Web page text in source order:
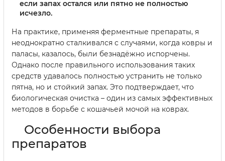
если запах остался или пятно не полностью
исчезло.
На практике, применяя ферментные препараты, я
неоднократно сталкивался с случаями, когда ковры и
паласы, казалось, были безнадёжно испорчены.
Однако после правильного использования таких
средств удавалось полностью устранить не только
пятна, но и стойкий запах. Это подтверждает, что
биологическая очистка – один из самых эффективных
методов в борьбе с кошачьей мочой на коврах.
Особенности выбора
препаратов